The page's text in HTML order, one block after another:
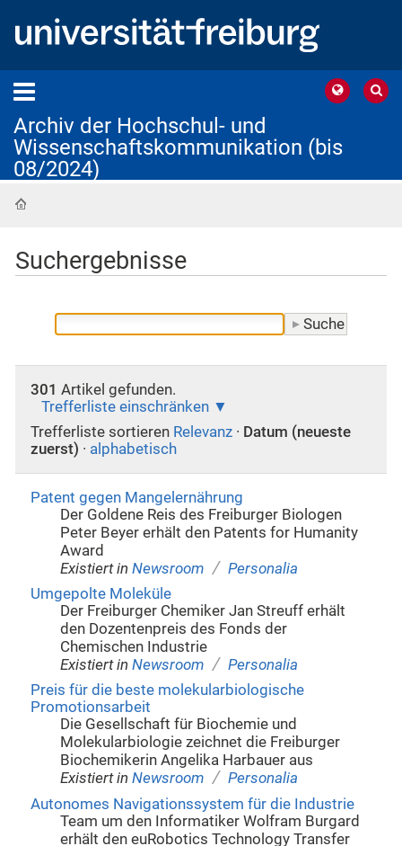
Archiv der Hochschul- und
Wissenschaftskommunikation (bis
08/2024)
Suchergebnisse
301 Artikel gefunden.
Trefferliste einschränken
Trefferliste sortieren Relevanz · Datum (neueste
zuerst) · alphabetisch
Patent gegen Mangelernährung
Der Goldene Reis des Freiburger Biologen
Peter Beyer erhält den Patents for Humanity
Award
Existiert in Newsroom / Personalia
Umgepolte Moleküle
Der Freiburger Chemiker Jan Streuff erhält
den Dozentenpreis des Fonds der
Chemischen Industrie
Existiert in Newsroom / Personalia
Preis für die beste molekularbiologische
Promotionsarbeit
Die Gesellschaft für Biochemie und
Molekularbiologie zeichnet die Freiburger
Biochemikerin Angelika Harbauer aus
Existiert in Newsroom / Personalia
Autonomes Navigationssystem für die Industrie
Team um den Informatiker Wolfram Burgard
erhält den euRobotics Technology Transfer